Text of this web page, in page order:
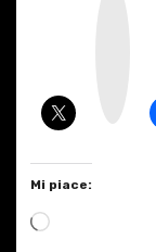
Mi piace:
C